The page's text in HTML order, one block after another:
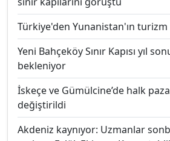
Türkiye'den Yunanistan'ın turizm
Yeni Bahçeköy Sınır Kapısı yıl
bekleniyor
İskeçe ve Gümülcine’de halk
değiştirildi
Akdeniz kaynıyor: Uzmanlar